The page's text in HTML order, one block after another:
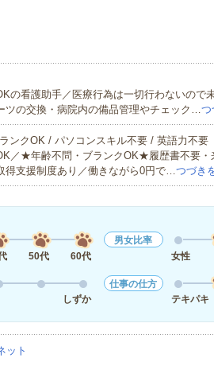
の看護助手／医療行為は一切行わないので
ツの交換・病院内の備品管理やチェック…つ
ンクOK / パソコンスキル不要 / 英語力不要
／★年齢不問・ブランクOK★履歴書不要
得支援制度あり／働きながら0円で…つづき
50代 60代
男女比率
女性
しずか
仕事の仕方
テキパキ
ット